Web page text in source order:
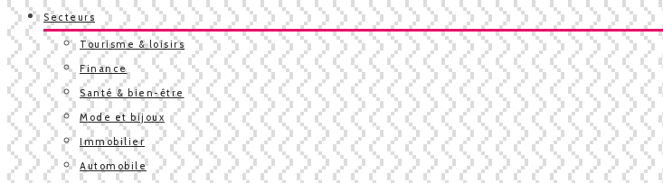
Secteurs
Tourisme & loisirs
Finance
Santé & bien-être
Mode et bijoux
Immobilier
Automobile